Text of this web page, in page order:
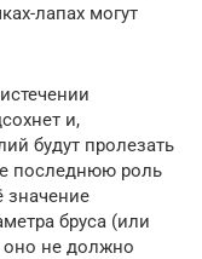
лапах могут
и,
будут пролезать
последнюю роль
значение
бруса (или
оно не должно